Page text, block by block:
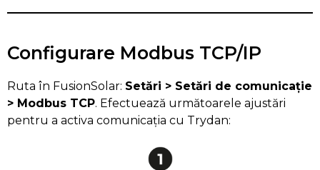
Configurare Modbus TCP/IP
Ruta în FusionSolar: Setări > Setări de comunicație
> Modbus TCP. Efectuează următoarele ajustări
pentru a activa comunicația cu Trydan: